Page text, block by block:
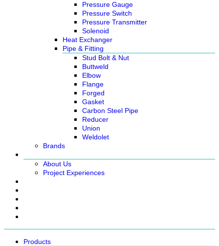
Pressure Gauge
Pressure Switch
Pressure Transmitter
Solenoid
Heat Exchanger
Pipe & Fitting
Stud Bolt & Nut
Buttweld
Elbow
Flange
Forged
Gasket
Carbon Steel Pipe
Reducer
Union
Weldolet
Brands
About Us
Project Experiences
Products